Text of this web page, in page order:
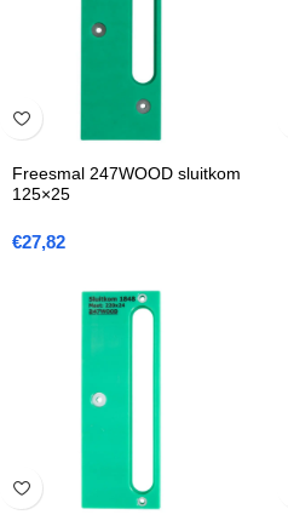
Freesmal 247WOOD sluitkom
125×25
€27,82